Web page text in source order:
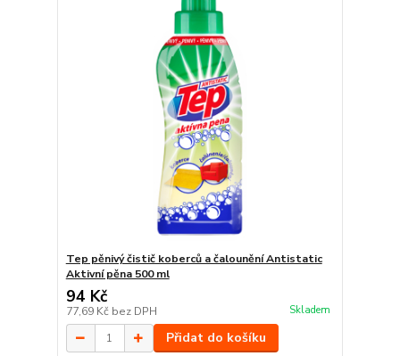
Tep pěnivý čistič koberců a čalounění Antistatic
Aktivní pěna 500 ml
94 Kč
77,69 Kč bez DPH Skladem
Přidat do košíku